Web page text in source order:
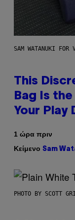
SAM WATANUKI FOR
This
Bag Is
Your Play
1 ώρα πριν
Κείμενο Sam
PHOTO BY SCOTT